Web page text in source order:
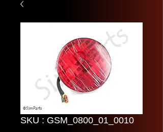
SKU : GSM_0800_01_0010